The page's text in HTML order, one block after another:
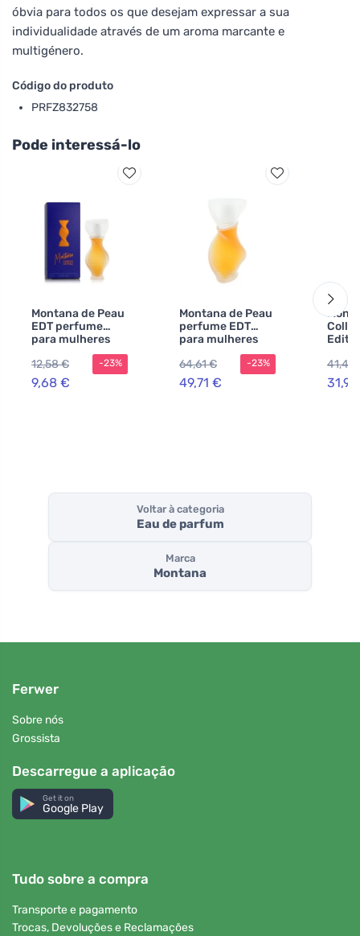
óbvia para todos os que desejam expressar a sua
individualidade através de um aroma marcante e
multigénero.
Código do produto
PRFZ832758
Pode interessá-lo
Montana de Peau
EDT perfume
para mulheres
12,58 €
9,68 €
-23%
Montana de Peau
perfume EDT
para mulheres
64,61 €
49,71 €
-23% 41,48
Voltar à categoria
Eau de parfum
Marca
Montana
Ferwer
Sobre nós
Grossista
Descarregue a aplicação
Get it on
Google Play
Tudo sobre a compra
Transporte e pagamento
Trocas, Devoluções e Reclamações